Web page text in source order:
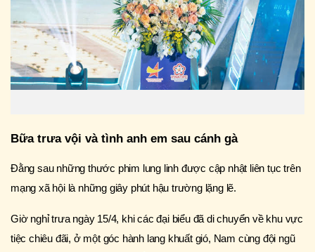
Bữa trưa vội và tình anh em sau cánh gà
Đằng sau những thước phim lung linh được cập nhật liên tục trên
mạng xã hội là những giây phút hậu trường lặng lẽ.
Giờ nghỉ trưa ngày 15/4, khi các đại biểu đã di chuyển về khu vực
tiệc chiêu đãi, ở một góc hành lang khuất gió, Nam cùng đội ngũ